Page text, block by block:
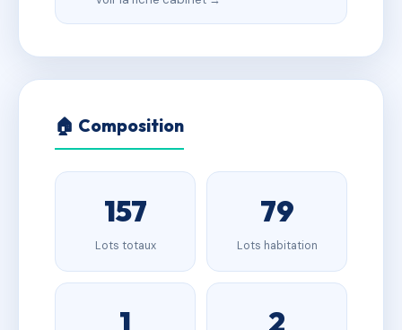
🏠 Composition
157
Lots totaux
79
Lots habitation
1 2